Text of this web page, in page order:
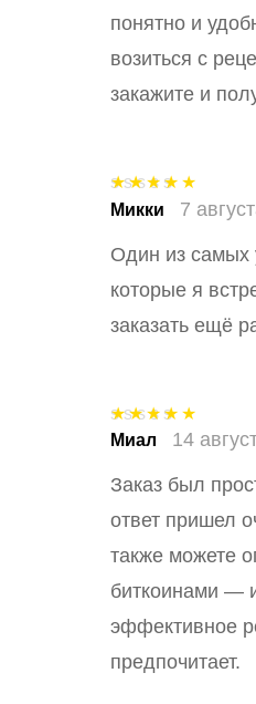
понятно и
возиться с
закажите и
Оценка 5из
Микки 7
Один из самых
которые я
заказать ещё
Оценка5из
Миал 14
Заказ был
ответ пришел
также можете
биткоинами —
эффективное
предпочитает.